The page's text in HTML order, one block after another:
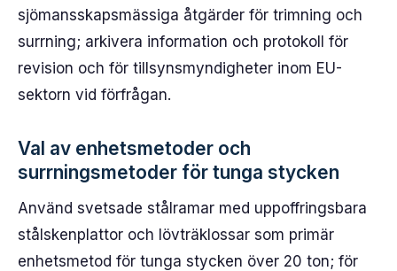
sjömansskapsmässiga åtgärder för trimning och
surrning; arkivera information och protokoll för
revision och för tillsynsmyndigheter inom EU-
sektorn vid förfrågan.
Val av enhetsmetoder och
surrningsmetoder för tunga stycken
Använd svetsade stålramar med uppoffringsbara
stålskenplattor och lövträklossar som primär
enhetsmetod för tunga stycken över 20 ton; för